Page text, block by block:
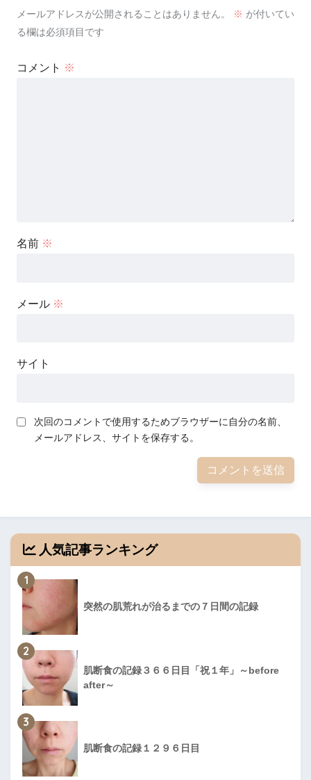
メールアドレスが公開されることはありません。 ※ が付いてい
る欄は必須項目です
コメント ※
名前 ※
メール ※
サイト
次回のコメントで使用するためブラウザーに自分の名前、
メールアドレス、サイトを保存する。
人気記事ランキング
1
突然の肌荒れが治るまでの７日間の記録
2
肌断食の記録３６６日目「祝１年」～before
after～
3
肌断食の記録１２９６日目